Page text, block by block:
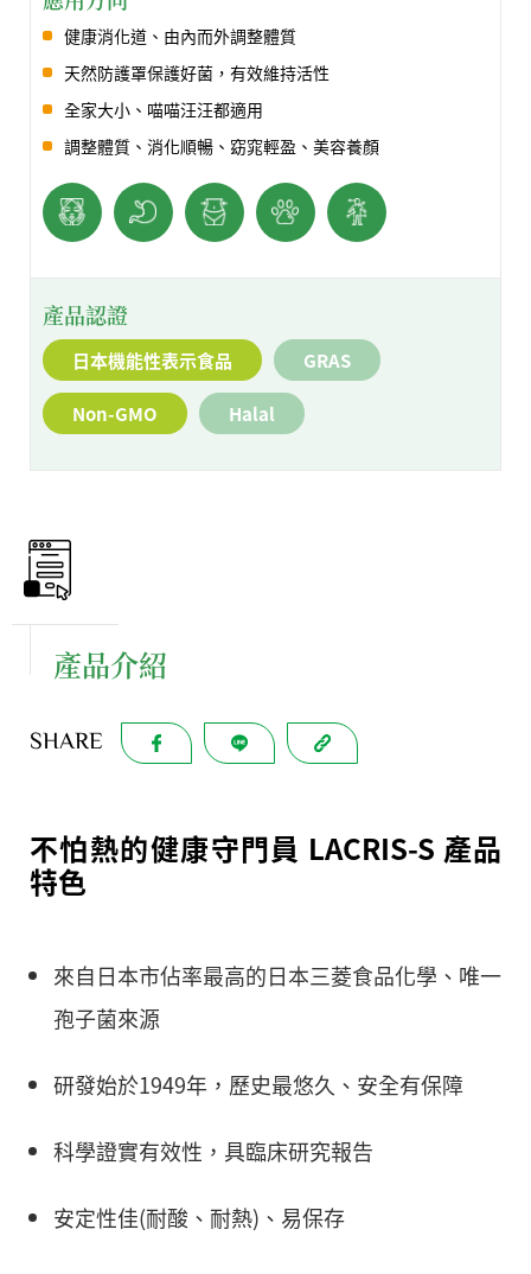
健康消化道、由內而外調整體質
天然防護罩保護好菌，有效維持活性
全家大小、喵喵汪汪都適用
調整體質、消化順暢、窈窕輕盈、美容養顏
產品認證
日本機能性表示食品 GRAS
Non-GMO Halal
產品介紹
SHARE
不怕熱的健康守門員 LACRIS-S 產品
特色
來自日本市佔率最高的日本三菱食品化學、唯一
孢子菌來源
研發始於1949年，歷史最悠久、安全有保障
科學證實有效性，具臨床研究報告
安定性佳(耐酸、耐熱)、易保存